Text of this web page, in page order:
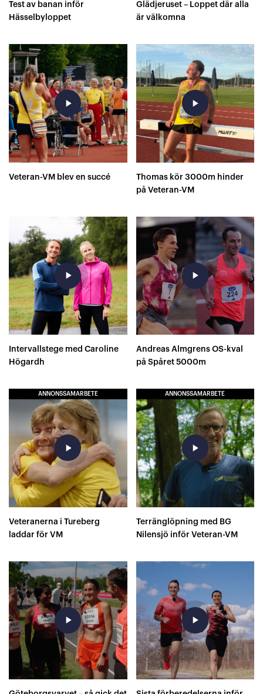
Test av banan inför
Hässelbyloppet
Glädjeruset – Loppet där alla
är välkomna
play_arrow
Veteran-VM blev en succé
play_arrow
Thomas kör 3000m hinder
på Veteran-VM
play_arrow
Intervallstege med Caroline
Högardh
play_arrow
Andreas Almgrens OS-kval
på Spåret 5000m
ANNONSSAMARBETE
play_arrow
Veteranerna i Tureberg
laddar för VM
ANNONSSAMARBETE
play_arrow
Terränglöpning med BG
Nilensjö inför Veteran-VM
play_arrow play_arrow